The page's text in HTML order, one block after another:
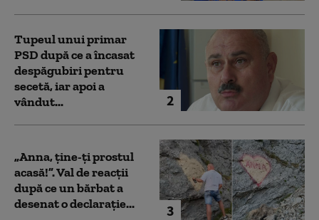
2
Tupeul unui primar
PSD după ce a încasat
despăgubiri pentru
secetă, iar apoi a
vândut...
3
„Anna, ţine-ţi prostul
acasă!”. Val de reacții
după ce un bărbat a
desenat o declarație...